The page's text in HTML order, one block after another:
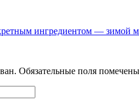
ингредиентом — зимой
Обязательные поля помечены